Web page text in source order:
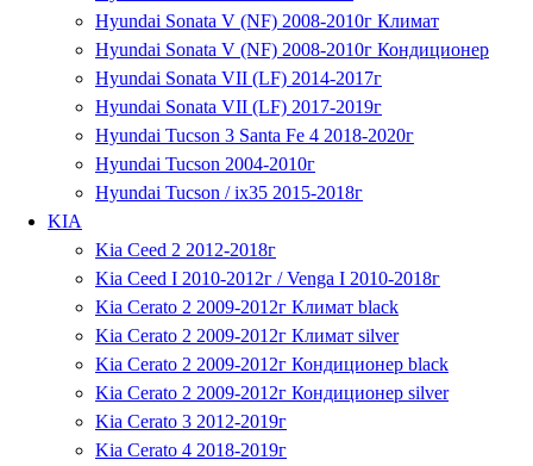
Hyundai Sonata V (NF) 2008-2010г Климат
Hyundai Sonata V (NF) 2008-2010г Кондиционер
Hyundai Sonata VII (LF) 2014-2017г
Hyundai Sonata VII (LF) 2017-2019г
Hyundai Tucson 3 Santa Fe 4 2018-2020г
Hyundai Tucson 2004-2010г
Hyundai Tucson / ix35 2015-2018г
KIA
Kia Ceed 2 2012-2018г
Kia Ceed I 2010-2012г / Venga I 2010-2018г
Kia Cerato 2 2009-2012г Климат black
Kia Cerato 2 2009-2012г Климат silver
Kia Cerato 2 2009-2012г Кондиционер black
Kia Cerato 2 2009-2012г Кондиционер silver
Kia Cerato 3 2012-2019г
Kia Cerato 4 2018-2019г